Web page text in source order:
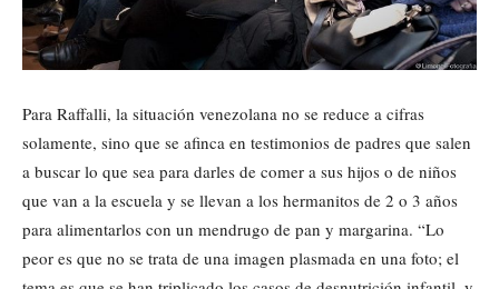
Para Raffalli, la situación venezolana no se reduce a cifras
solamente, sino que se afinca en testimonios de padres que salen
a buscar lo que sea para darles de comer a sus hijos o de niños
que van a la escuela y se llevan a los hermanitos de 2 o 3 años
para alimentarlos con un mendrugo de pan y margarina. “Lo
peor es que no se trata de una imagen plasmada en una foto; el